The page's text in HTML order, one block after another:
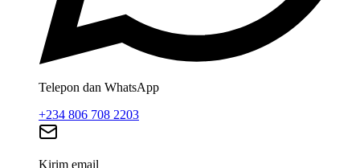
Telepon dan WhatsApp
+234 806 708 2203
Kirim email